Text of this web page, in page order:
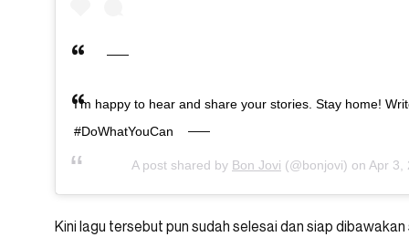
I’m happy to hear and share your stories. Stay home!
#DoWhatYouCan
A post shared by Bon Jovi (@bonjovi) on Apr 3,
Kini lagu tersebut pun sudah selesai dan siap